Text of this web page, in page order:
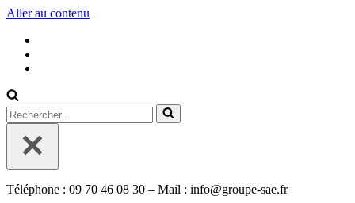
Aller au contenu
Rechercher...
Téléphone : 09 70 46 08 30 – Mail : info@groupe-sae.fr